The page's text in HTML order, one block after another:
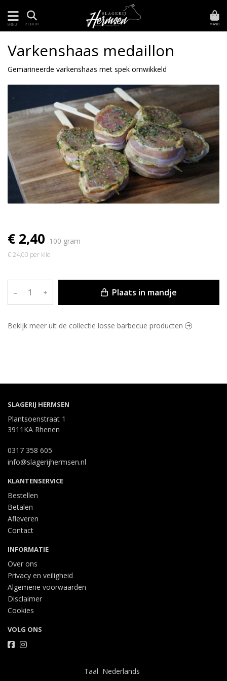
MENU ZOEKEN MAND
Varkenshaas medaillon
Gemarineerde varkenshaas met spek omwikkeld
€ 2,40 100 gram
€ 24,00 per kilo
– + Plaats in mandje
Bekijk meer uit de collectie losse barbecue producten
SLAGERIJ HERMSEN
Plantsoenstraat 1
3911KA Rhenen
0317 358 605
info@slagerijhermsen.nl
KLANTENSERVICE
Bestellen
Betalen
Afleveren
Contact
INFORMATIE
Over ons
Privacy en veiligheid
Algemene voorwaarden
Disclaimer
Cookies
VOLG ONS
Taal